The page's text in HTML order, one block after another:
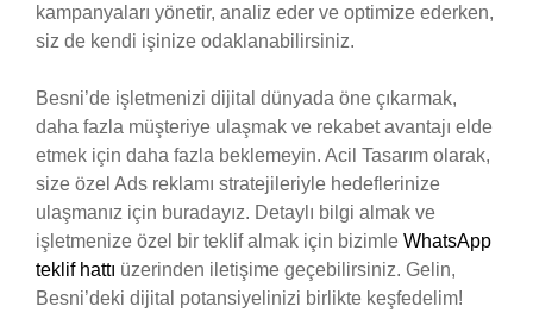
kampanyaları yönetir, analiz eder ve optimize ederken,
siz de kendi işinize odaklanabilirsiniz.
Besni’de işletmenizi dijital dünyada öne çıkarmak,
daha fazla müşteriye ulaşmak ve rekabet avantajı elde
etmek için daha fazla beklemeyin. Acil Tasarım olarak,
size özel Ads reklamı stratejileriyle hedeflerinize
ulaşmanız için buradayız. Detaylı bilgi almak ve
işletmenize özel bir teklif almak için bizimle WhatsApp
teklif hattı üzerinden iletişime geçebilirsiniz. Gelin,
Besni’deki dijital potansiyelinizi birlikte keşfedelim!